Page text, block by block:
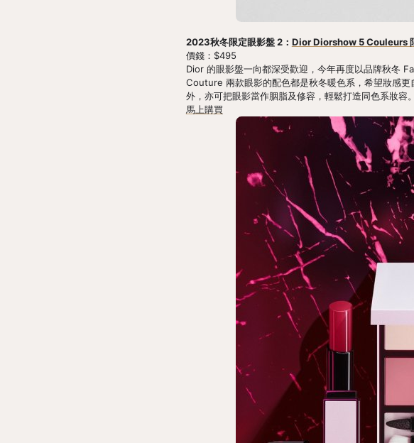
2023秋冬限定眼影盤 2： Dior Diorshow 5 Couleurs
價錢：$495
Dior 的眼影盤一向都深受歡迎，今年再度以品牌秋冬
Couture 兩款眼影的配色都是秋冬暖色系，希望妝感
外，亦可把眼影當作胭脂及修容，輕鬆打造同色系妝容。
馬上購買